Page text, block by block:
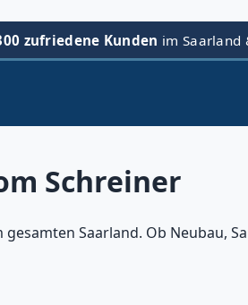
zufriedene Kunden im Saarland
Schreiner
gesamten Saarland. Ob Neubau,